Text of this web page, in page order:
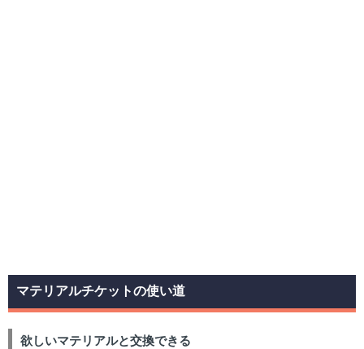
マテリアルチケットの使い道
欲しいマテリアルと交換できる